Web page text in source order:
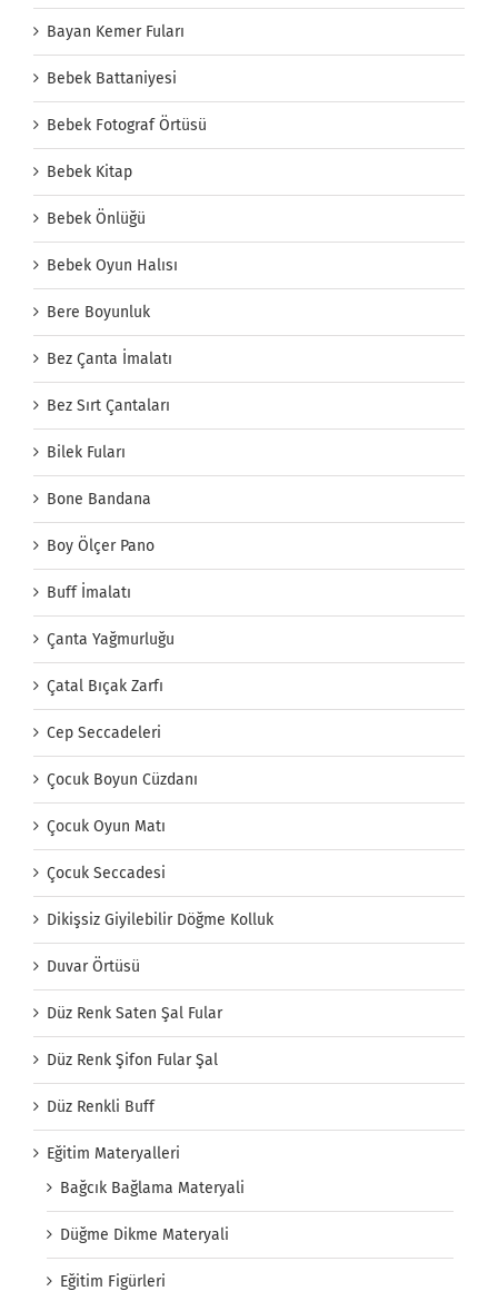
Bayan Kemer Fuları
Bebek Battaniyesi
Bebek Fotograf Örtüsü
Bebek Kitap
Bebek Önlüğü
Bebek Oyun Halısı
Bere Boyunluk
Bez Çanta İmalatı
Bez Sırt Çantaları
Bilek Fuları
Bone Bandana
Boy Ölçer Pano
Buff İmalatı
Çanta Yağmurluğu
Çatal Bıçak Zarfı
Cep Seccadeleri
Çocuk Boyun Cüzdanı
Çocuk Oyun Matı
Çocuk Seccadesi
Dikişsiz Giyilebilir Döğme Kolluk
Duvar Örtüsü
Düz Renk Saten Şal Fular
Düz Renk Şifon Fular Şal
Düz Renkli Buff
Eğitim Materyalleri
Bağcık Bağlama Materyali
Düğme Dikme Materyali
Eğitim Figürleri